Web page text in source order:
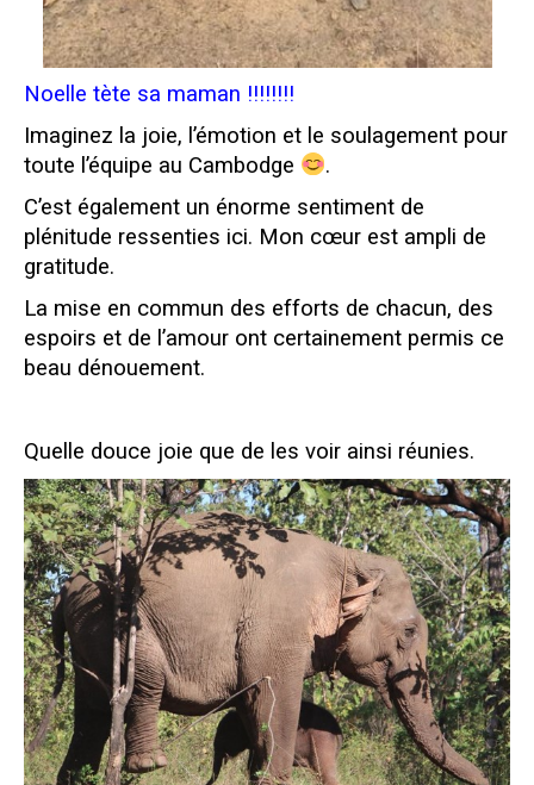
Noelle tète sa maman !!!!!!!!
Imaginez la joie, l’émotion et le soulagement pour
toute l’équipe au Cambodge
.
C’est également un énorme sentiment de
plénitude ressenties ici. Mon cœur est ampli de
gratitude.
La mise en commun des efforts de chacun, des
espoirs et de l’amour ont certainement permis ce
beau dénouement.
Quelle douce joie que de les voir ainsi réunies.